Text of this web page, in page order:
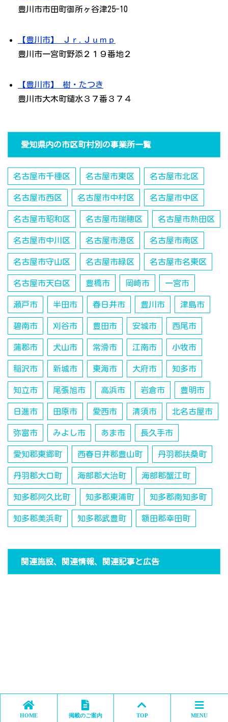
豊川市市田町御所ヶ谷津25-10
【豊川市】 Ｊｒ.Ｊｕｍｐ
豊川市一宮町野添２１９番地２
【豊川市】 樹・たつき
豊川市大木町鑓水３７番３７４
愛知県内の市区町村別の事業所一覧
名古屋市千種区 名古屋市東区 名古屋市北区
名古屋市西区 名古屋市中村区 名古屋市中区
名古屋市昭和区 名古屋市瑞穂区 名古屋市熱田区
名古屋市中川区 名古屋市港区 名古屋市南区
名古屋市守山区 名古屋市緑区 名古屋市名東区
名古屋市天白区 豊橋市 岡崎市 一宮市
瀬戸市 半田市 春日井市 豊川市 津島市
碧南市 刈谷市 豊田市 安城市 西尾市
蒲郡市 犬山市 常滑市 江南市 小牧市
稲沢市 新城市 東海市 大府市 知多市
知立市 尾張旭市 高浜市 岩倉市 豊明市
日進市 田原市 愛西市 清須市 北名古屋市
弥富市 みよし市 あま市 長久手市
愛知郡東郷町 西春日井郡豊山町 丹羽郡扶桑町
丹羽郡大口町 海部郡大治町 海部郡蟹江町
知多郡阿久比町 知多郡東浦町 知多郡南知多町
知多郡美浜町 知多郡武豊町 額田郡幸田町
関連施設、関連情報、関連記事と広告
HOME 掲載のご案内 TOP MENU